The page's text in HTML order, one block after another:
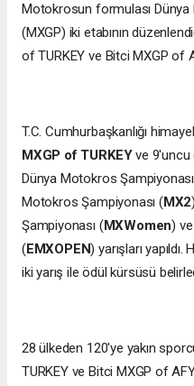
Motokrosun formulası Dünya
(MXGP) iki etabının
of TURKEY ve Bitci MXGP of
T.C. Cumhurbaşkanlığı
MXGP of TURKEYve 9'uncu
Dünya Motokros
Motokros Şampiyonası (MX2
Şampiyonası (MXWomen)
(EMXOPEN) yarışları
iki yarış ile ödül kürsüsü
28 ülkeden 120'ye yakın
TURKEY ve Bitci MXGP of